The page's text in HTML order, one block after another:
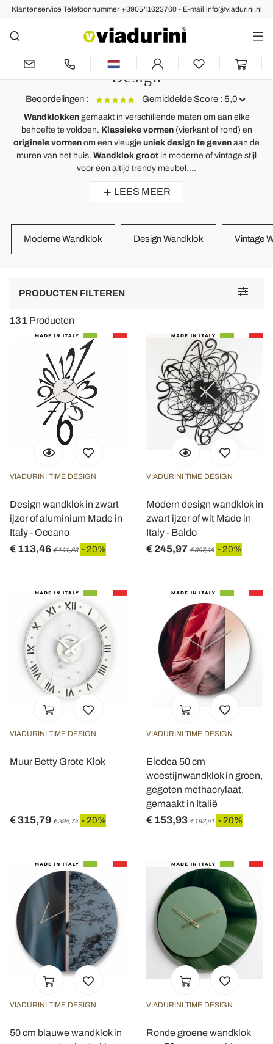
Klantenservice Telefoonnummer +390541623760 - E-mail info@viadurini.nl
Wandklok Groot van Modern,
Vintage en Gemaakt in Italië
Design
Beoordelingen : Gemiddelde Score : 5,0
Wandklok op twee niveaus van ontwerp gemaakt in Italië Eccli
Die wand uhr ist super.
Wandklokkengemaakt in verschillende maten om aan elke
behoefte te voldoen. Klassieke vormen(vierkant of rond) en
originele vormen om een ​​vleugje uniek design te geven aan de
muren van het huis. Wandklok groot in moderne of vintage stijl
voor een altijd trendy meubel....
LEES MEER
Moderne Wandklok Design Wandklok Vintage
Toggle
PRODUCTEN FILTEREN
131 Producten
VIADURINI TIME DESIGN
Design wandklok in zwart
ijzer of aluminium Made in
Italy - Oceano
€ 113,46 € 141,83 - 20%
VIADURINI TIME DESIGN
Modern design wandklok in
zwart ijzer of wit Made in
Italy - Baldo
€ 245,97 € 307,46 - 20%
VIADURINI TIME DESIGN
Muur Betty Grote Klok
€ 315,79 € 394,74 - 20%
VIADURINI TIME DESIGN
Elodea 50 cm
woestijnwandklok in groen,
gegoten methacrylaat,
gemaakt in Italië
€ 153,93 € 192,41 - 20%
VIADURINI TIME DESIGN
50 cm blauwe wandklok in
VIADURINI TIME DESIGN
Ronde groene wandklok